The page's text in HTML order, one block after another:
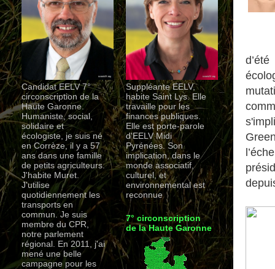
Candidat EELV 7°
circonscription de la
Haute Garonne.
Humaniste, social,
solidaire et
écologiste, je suis né
en Corrèze, il y a 57
ans dans une famille
de petits agriculteurs.
J'habite Muret.
J'utilise
quotidiennement les
transports en
commun. Je suis
membre du CPR,
notre parlement
régional. En 2011, j'ai
mené une belle
campagne pour les
Suppléante EELV,
habite Saint Lys. Elle
travaille pour les
finances publiques.
Elle est porte-parole
d'EELV Midi
Pyrénées. Son
implication, dans le
monde associatif,
culturel, et
environnemental est
reconnue
7° circonscription
de la Haute Garonne